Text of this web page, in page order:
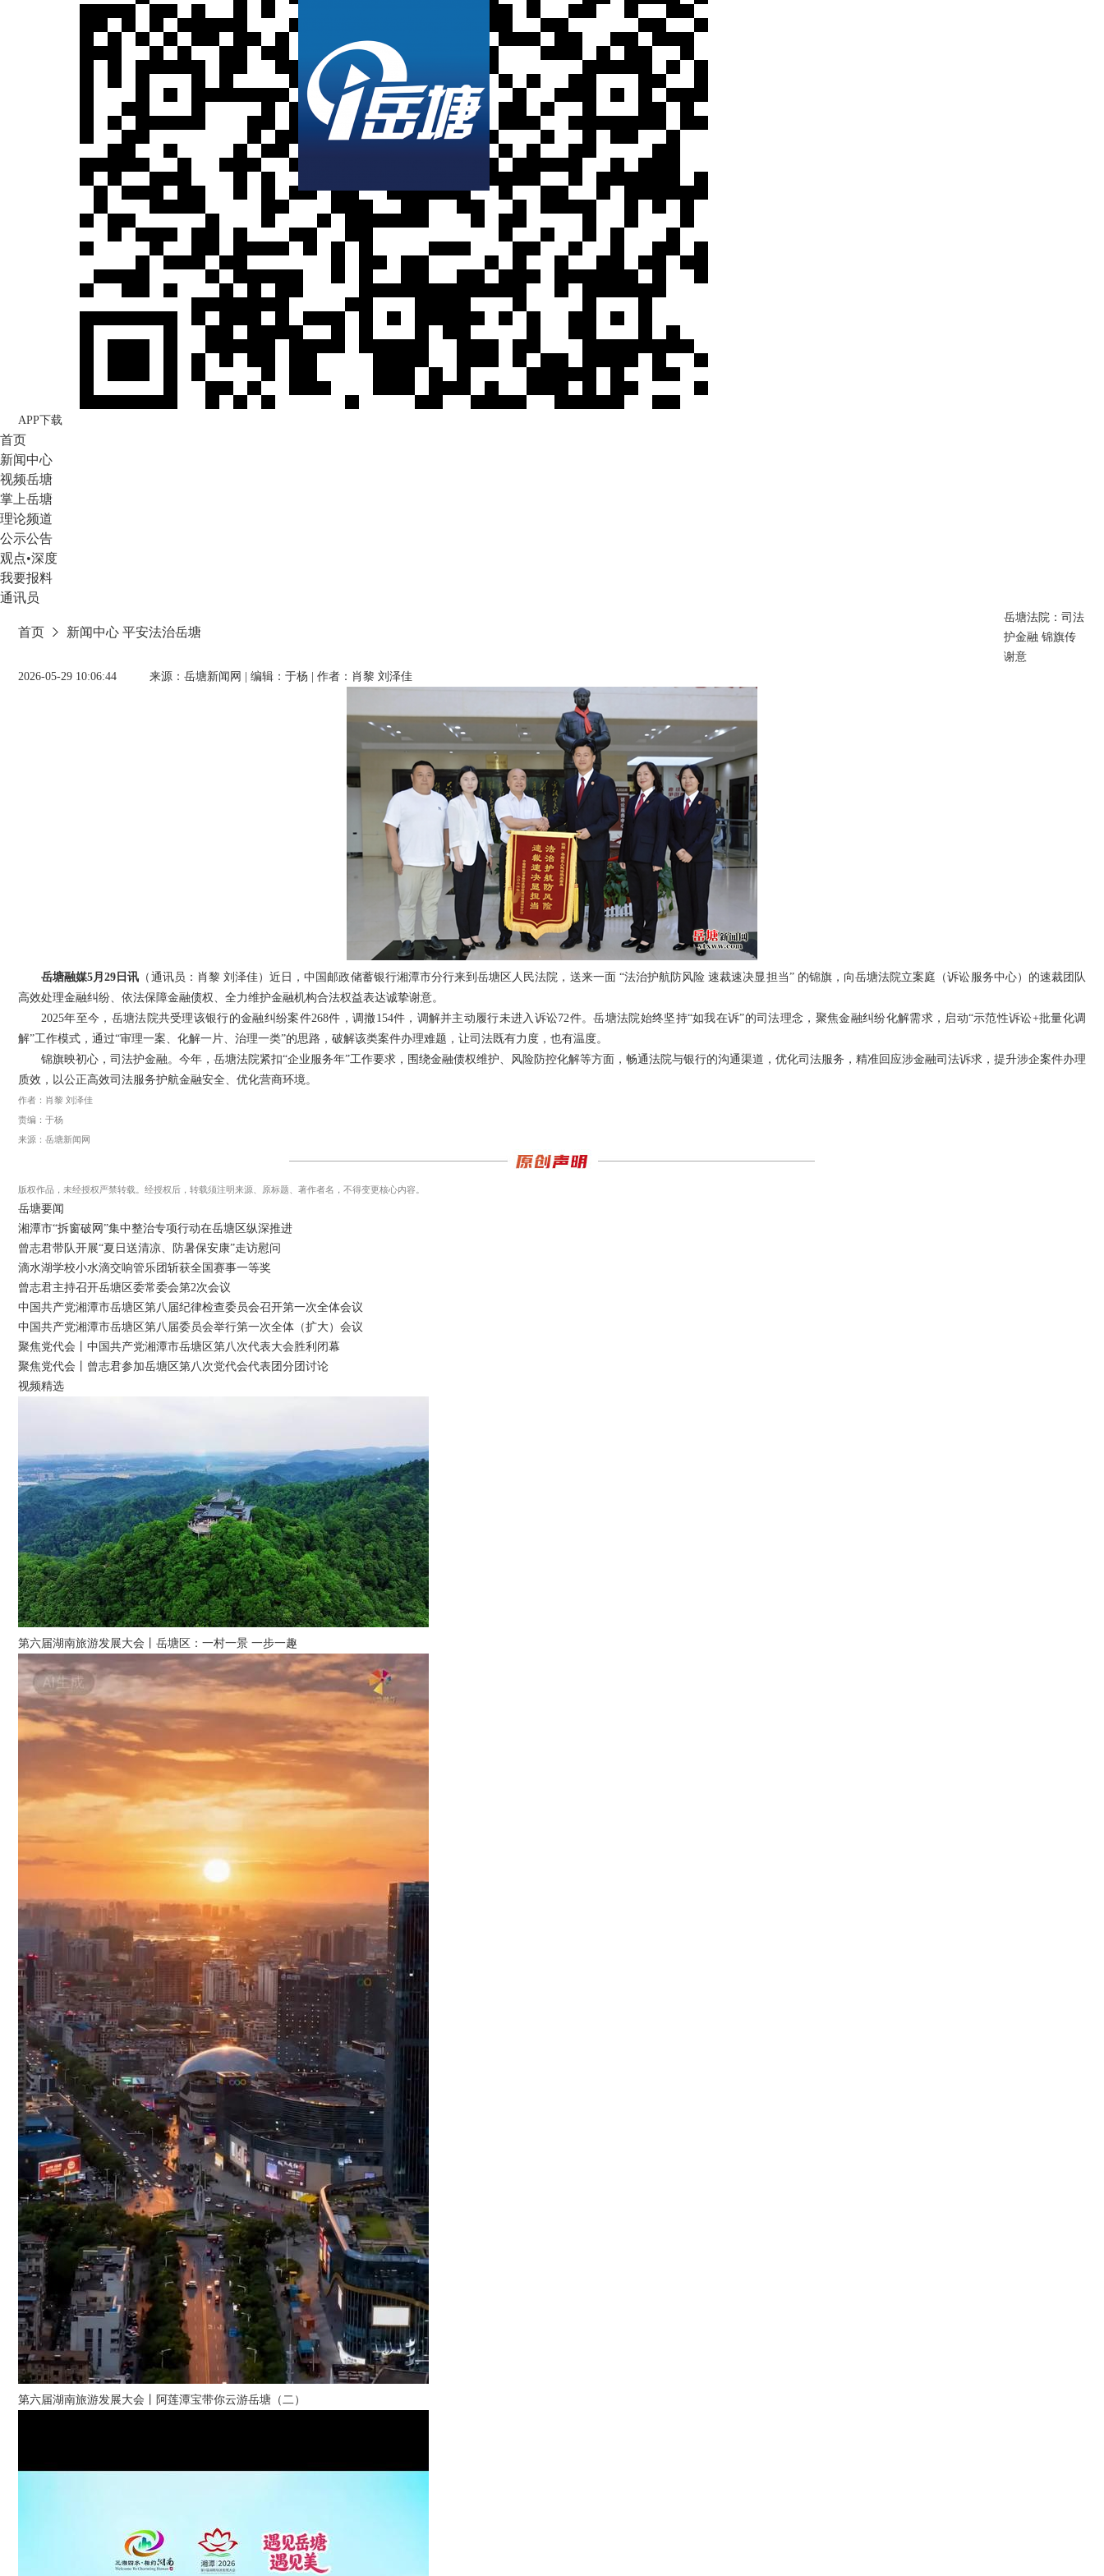
APP下载
首页
新闻中心
视频岳塘
掌上岳塘
理论频道
公示公告
观点•深度
我要报料
通讯员
首页 新闻中心 平安法治岳塘
岳塘法院：司法
护金融 锦旗传
谢意
2026-05-29 10:06:44 来源：岳塘新闻网 | 编辑：于杨 | 作者：肖黎 刘泽佳
岳塘融媒5月29日讯 （通讯员：肖黎 刘泽佳）近日，中国邮政储蓄银行湘潭市分行来到岳塘区人民法院，送来一面 “法治护航防风险 速裁速决显担当” 的锦旗，向岳塘法院立案庭（诉讼服务中心）的速裁团队
高效处理金融纠纷、依法保障金融债权、全力维护金融机构合法权益表达诚挚谢意。
2025年至今，岳塘法院共受理该银行的金融纠纷案件268件，调撤154件，调解并主动履行未进入诉讼72件。岳塘法院始终坚持“如我在诉”的司法理念，聚焦金融纠纷化解需求，启动“示范性诉讼+批量化调
解”工作模式，通过“审理一案、化解一片、治理一类”的思路，破解该类案件办理难题，让司法既有力度，也有温度。
锦旗映初心，司法护金融。今年，岳塘法院紧扣“企业服务年”工作要求，围绕金融债权维护、风险防控化解等方面，畅通法院与银行的沟通渠道，优化司法服务，精准回应涉金融司法诉求，提升涉企案件办理
质效，以公正高效司法服务护航金融安全、优化营商环境。
作者：肖黎 刘泽佳
责编：于杨
来源：岳塘新闻网
版权作品，未经授权严禁转载。经授权后，转载须注明来源、原标题、著作者名，不得变更核心内容。
岳塘要闻
湘潭市“拆窗破网”集中整治专项行动在岳塘区纵深推进
曾志君带队开展“夏日送清凉、防暑保安康”走访慰问
滴水湖学校小水滴交响管乐团斩获全国赛事一等奖
曾志君主持召开岳塘区委常委会第2次会议
中国共产党湘潭市岳塘区第八届纪律检查委员会召开第一次全体会议
中国共产党湘潭市岳塘区第八届委员会举行第一次全体（扩大）会议
聚焦党代会丨中国共产党湘潭市岳塘区第八次代表大会胜利闭幕
聚焦党代会丨曾志君参加岳塘区第八次党代会代表团分团讨论
视频精选
第六届湖南旅游发展大会丨岳塘区：一村一景 一步一趣
第六届湖南旅游发展大会丨阿莲潭宝带你云游岳塘（二）